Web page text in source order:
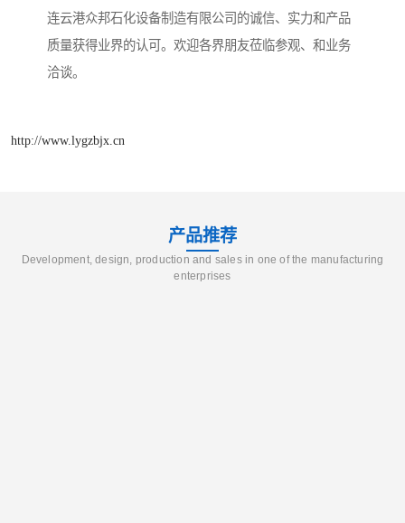
连云港众邦石化设备制造有限公司的诚信、实力和产品
质量获得业界的认可。欢迎各界朋友莅临参观、和业务
洽谈。
http://www.lygzbjx.cn
产品推荐
Development, design, production and sales in one of the manufacturing
enterprises